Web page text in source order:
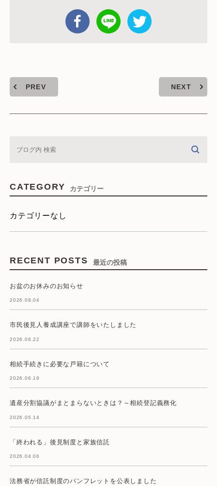
PREV NEXT
CATEGORY カテゴリー
カテゴリーなし
RECENT POSTS 最近の投稿
お盆のお休みのお知らせ
2026.08.04
市民後見人養成講座で講師をいたしました
2026.06.22
相続手続きに必要な戸籍について
2026.06.19
遺産分割協議がまとまらないときは？～相続登記義務化
2026.05.14
「終われる」後見制度と家族信託
2026.04.06
法務省が信託制度のパンフレットを公表しました